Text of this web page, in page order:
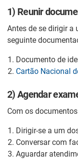
1) Reunir
Antes de se dirigir a
seguinte
Documento de
Cartão Nacional
2) Agendar
Com os
Dirigir-se a um
Conversar com
Aguardar